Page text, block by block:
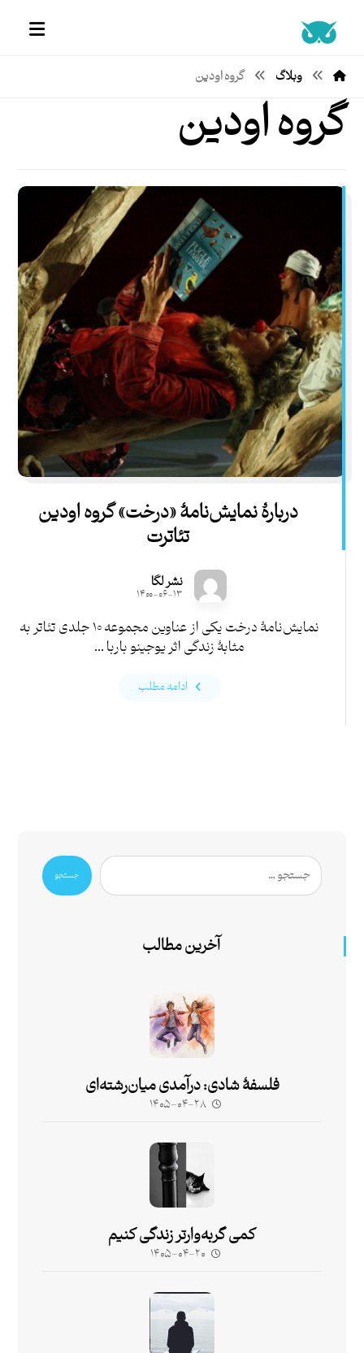
وبلاگ گروه اودین
گروه اودین
دربارۀ نمایش‌نامۀ «درخت» گروه اودین
تئاترت
نشر لگا
۱۴۰۰-۰۶-۱۳
نمایش‌نامۀ درخت یکی از عناوین مجموعه ۱۰ جلدی تئاتر به
مثابۀ زندگی اثر یوجینو باربا ...
ادامه مطلب
جستجو
آخرین مطالب
فلسفۀ شادی: درآمدی میان‌رشته‌ای
۱۴۰۵-۰۴-۲۸
کمی گربه‌وارتر زندگی کنیم
۱۴۰۵-۰۴-۲۰